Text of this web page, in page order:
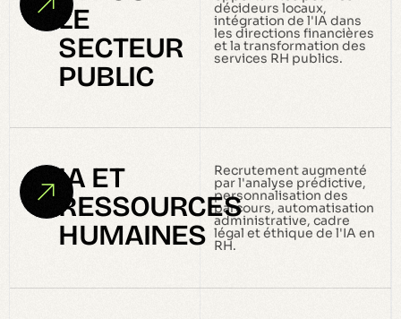
LE
SECTEUR
PUBLIC
décideurs locaux,
intégration de l'IA dans
les directions financières
et la transformation des
services RH publics.
IA ET
RESSOURCES
HUMAINES
Recrutement augmenté
par l'analyse prédictive,
personnalisation des
parcours, automatisation
administrative, cadre
légal et éthique de l'IA en
RH.